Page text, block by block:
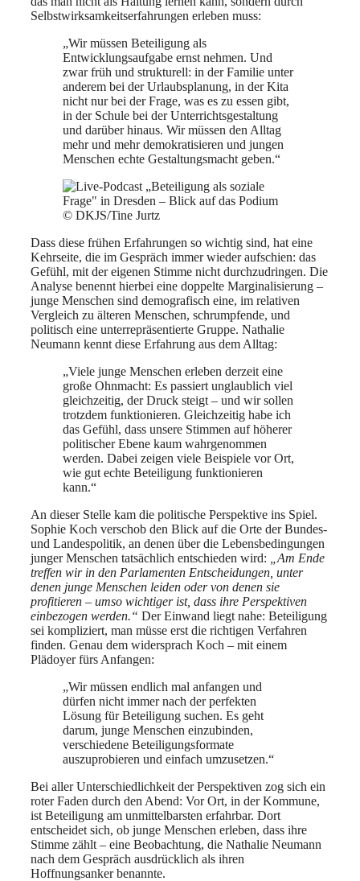
Selbstwirksamkeitserfahrungen erleben muss:
„Wir müssen Beteiligung als
Entwicklungsaufgabe ernst nehmen. Und
zwar früh und strukturell: in der Familie unter
anderem bei der Urlaubsplanung, in der Kita
nicht nur bei der Frage, was es zu essen gibt,
in der Schule bei der Unterrichtsgestaltung
und darüber hinaus. Wir müssen den Alltag
mehr und mehr demokratisieren und jungen
Menschen echte Gestaltungsmacht geben.“
© DKJS/Tine Jurtz
Dass diese frühen Erfahrungen so wichtig sind, hat eine
Kehrseite, die im Gespräch immer wieder aufschien: das
Gefühl, mit der eigenen Stimme nicht durchzudringen. Die
Analyse benennt hierbei eine doppelte Marginalisierung –
junge Menschen sind demografisch eine, im relativen
Vergleich zu älteren Menschen, schrumpfende, und
politisch eine unterrepräsentierte Gruppe. Nathalie
Neumann kennt diese Erfahrung aus dem Alltag:
„Viele junge Menschen erleben derzeit eine
große Ohnmacht: Es passiert unglaublich viel
gleichzeitig, der Druck steigt – und wir sollen
trotzdem funktionieren. Gleichzeitig habe ich
das Gefühl, dass unsere Stimmen auf höherer
politischer Ebene kaum wahrgenommen
werden. Dabei zeigen viele Beispiele vor Ort,
wie gut echte Beteiligung funktionieren
kann.“
An dieser Stelle kam die politische Perspektive ins Spiel.
Sophie Koch verschob den Blick auf die Orte der Bundes-
und Landespolitik, an denen über die Lebensbedingungen
junger Menschen tatsächlich entschieden wird:
„Am Ende
treffen wir in den Parlamenten Entscheidungen, unter
denen junge Menschen leiden oder von denen sie
profitieren – umso wichtiger ist, dass ihre Perspektiven
einbezogen werden.“ Der Einwand liegt nahe: Beteiligung
sei kompliziert, man müsse erst die richtigen Verfahren
finden. Genau dem widersprach Koch – mit einem
Plädoyer fürs Anfangen:
„Wir müssen endlich mal anfangen und
dürfen nicht immer nach der perfekten
Lösung für Beteiligung suchen. Es geht
darum, junge Menschen einzubinden,
verschiedene Beteiligungsformate
auszuprobieren und einfach umzusetzen.“
Bei aller Unterschiedlichkeit der Perspektiven zog sich ein
roter Faden durch den Abend: Vor Ort, in der Kommune,
ist Beteiligung am unmittelbarsten erfahrbar. Dort
entscheidet sich, ob junge Menschen erleben, dass ihre
Stimme zählt – eine Beobachtung, die Nathalie Neumann
nach dem Gespräch ausdrücklich als ihren
Hoffnungsanker benannte.